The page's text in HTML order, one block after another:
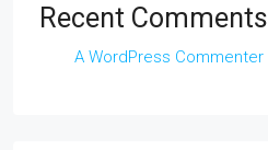
Recent Comments
A WordPress Commenter